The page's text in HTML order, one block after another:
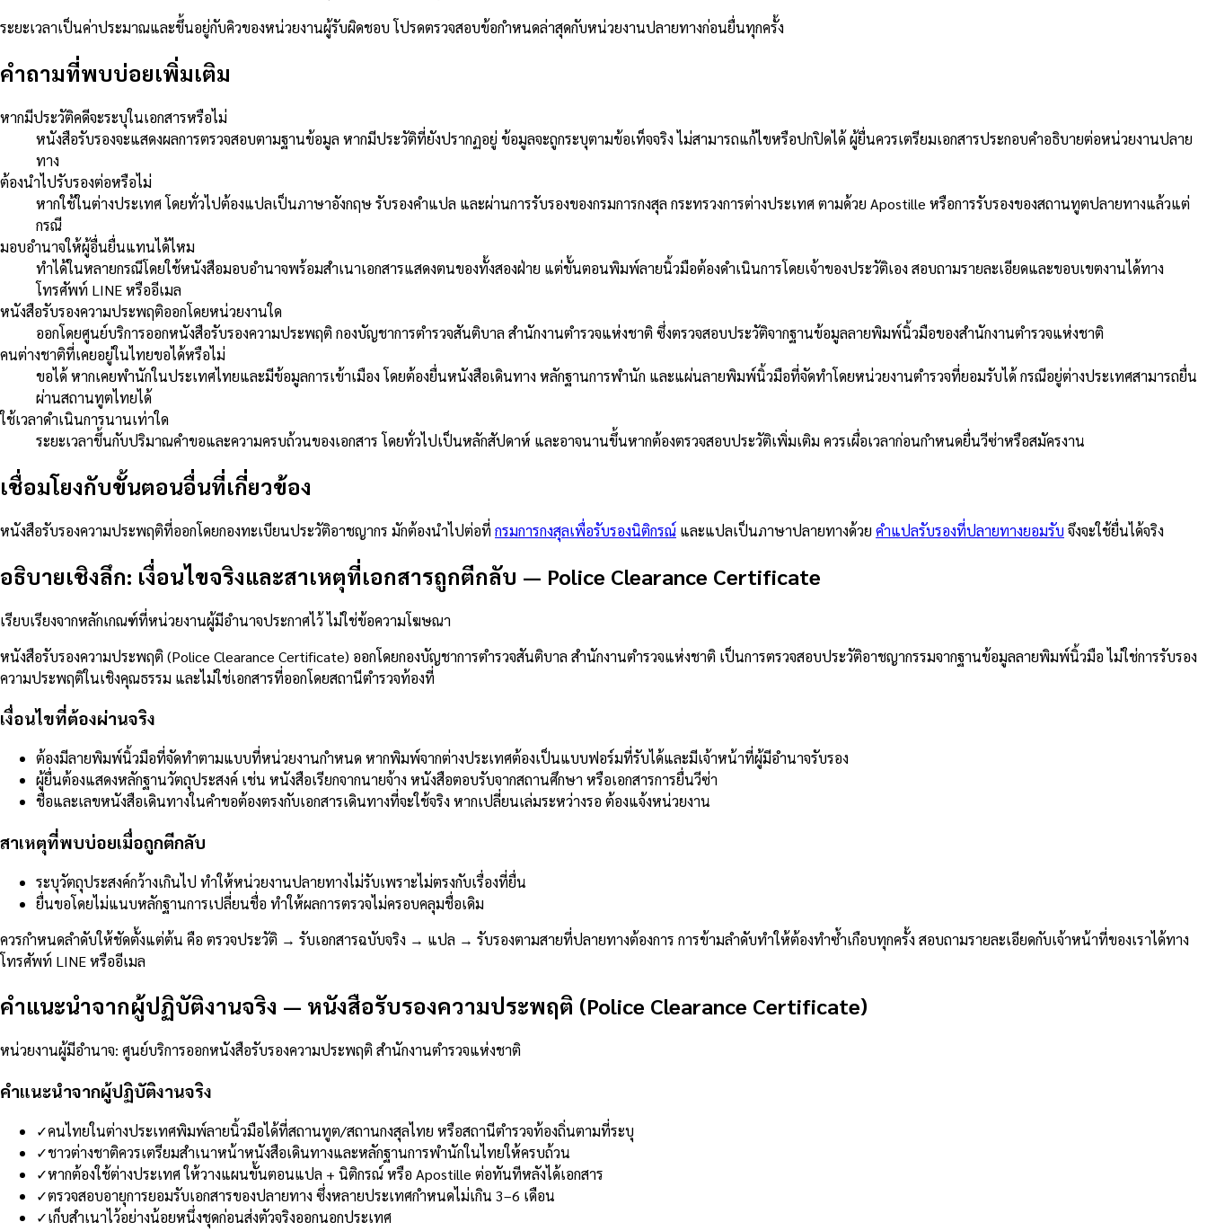
ระยะเวลาเป็นค่าประมาณและขึ้นอยู่กับคิวของหน่วยงานผู้รับผิดชอบ โปรดตรวจสอบข้อกำหนดล่าสุดกับหน่วยงานปลายทางก่อนยื่นทุกครั้ง
คำถามที่พบบ่อยเพิ่มเติม
หากมีประวัติคดีจะระบุในเอกสารหรือไม่
หนังสือรับรองจะแสดงผลการตรวจสอบตามฐานข้อมูล หากมีประวัติที่ยังปรากฏอยู่ ข้อมูลจะถูกระบุตามข้อเท็จจริง ไม่สามารถแก้ไขหรือปกปิดได้ ผู้ยื่นควรเตรียมเอกสารประกอบคำอธิบายต่อหน่วยงานปลาย
ทาง
ต้องนำไปรับรองต่อหรือไม่
หากใช้ในต่างประเทศ โดยทั่วไปต้องแปลเป็นภาษาอังกฤษ รับรองคำแปล และผ่านการรับรองของกรมการกงสุล กระทรวงการต่างประเทศ ตามด้วย Apostille หรือการรับรองของสถานทูตปลายทางแล้วแต่
กรณี
มอบอำนาจให้ผู้อื่นยื่นแทนได้ไหม
ทำได้ในหลายกรณีโดยใช้หนังสือมอบอำนาจพร้อมสำเนาเอกสารแสดงตนของทั้งสองฝ่าย แต่ขั้นตอนพิมพ์ลายนิ้วมือต้องดำเนินการโดยเจ้าของประวัติเอง สอบถามรายละเอียดและขอบเขตงานได้ทาง
โทรศัพท์ LINE หรืออีเมล
หนังสือรับรองความประพฤติออกโดยหน่วยงานใด
ออกโดยศูนย์บริการออกหนังสือรับรองความประพฤติ กองบัญชาการตำรวจสันติบาล สำนักงานตำรวจแห่งชาติ ซึ่งตรวจสอบประวัติจากฐานข้อมูลลายพิมพ์นิ้วมือของสำนักงานตำรวจแห่งชาติ
คนต่างชาติที่เคยอยู่ในไทยขอได้หรือไม่
ขอได้ หากเคยพำนักในประเทศไทยและมีข้อมูลการเข้าเมือง โดยต้องยื่นหนังสือเดินทาง หลักฐานการพำนัก และแผ่นลายพิมพ์นิ้วมือที่จัดทำโดยหน่วยงานตำรวจที่ยอมรับได้ กรณีอยู่ต่างประเทศสามารถยื่น
ผ่านสถานทูตไทยได้
ใช้เวลาดำเนินการนานเท่าใด
ระยะเวลาขึ้นกับปริมาณคำขอและความครบถ้วนของเอกสาร โดยทั่วไปเป็นหลักสัปดาห์ และอาจนานขึ้นหากต้องตรวจสอบประวัติเพิ่มเติม ควรเผื่อเวลาก่อนกำหนดยื่นวีซ่าหรือสมัครงาน
เชื่อมโยงกับขั้นตอนอื่นที่เกี่ยวข้อง
หนังสือรับรองความประพฤติที่ออกโดยกองทะเบียนประวัติอาชญากร มักต้องนำไปต่อที่ กรมการกงสุลเพื่อรับรองนิติกรณ์ และแปลเป็นภาษาปลายทางด้วย คำแปลรับรองที่ปลายทางยอมรับ จึงจะใช้ยื่นได้จริง
อธิบายเชิงลึก: เงื่อนไขจริงและสาเหตุที่เอกสารถูกตีกลับ — Police Clearance Certificate
เรียบเรียงจากหลักเกณฑ์ที่หน่วยงานผู้มีอำนาจประกาศไว้ ไม่ใช่ข้อความโฆษณา
หนังสือรับรองความประพฤติ (Police Clearance Certificate) ออกโดยกองบัญชาการตำรวจสันติบาล สำนักงานตำรวจแห่งชาติ เป็นการตรวจสอบประวัติอาชญากรรมจากฐานข้อมูลลายพิมพ์นิ้วมือ ไม่ใช่การรับรอง
ความประพฤติในเชิงคุณธรรม และไม่ใช่เอกสารที่ออกโดยสถานีตำรวจท้องที่
เงื่อนไขที่ต้องผ่านจริง
ต้องมีลายพิมพ์นิ้วมือที่จัดทำตามแบบที่หน่วยงานกำหนด หากพิมพ์จากต่างประเทศต้องเป็นแบบฟอร์มที่รับได้และมีเจ้าหน้าที่ผู้มีอำนาจรับรอง
ผู้ยื่นต้องแสดงหลักฐานวัตถุประสงค์ เช่น หนังสือเรียกจากนายจ้าง หนังสือตอบรับจากสถานศึกษา หรือเอกสารการยื่นวีซ่า
ชื่อและเลขหนังสือเดินทางในคำขอต้องตรงกับเอกสารเดินทางที่จะใช้จริง หากเปลี่ยนเล่มระหว่างรอ ต้องแจ้งหน่วยงาน
สาเหตุที่พบบ่อยเมื่อถูกตีกลับ
ระบุวัตถุประสงค์กว้างเกินไป ทำให้หน่วยงานปลายทางไม่รับเพราะไม่ตรงกับเรื่องที่ยื่น
ยื่นขอโดยไม่แนบหลักฐานการเปลี่ยนชื่อ ทำให้ผลการตรวจไม่ครอบคลุมชื่อเดิม
ควรกำหนดลำดับให้ชัดตั้งแต่ต้น คือ ตรวจประวัติ → รับเอกสารฉบับจริง → แปล → รับรองตามสายที่ปลายทางต้องการ การข้ามลำดับทำให้ต้องทำซ้ำเกือบทุกครั้ง สอบถามรายละเอียดกับเจ้าหน้าที่ของเราได้ทาง
โทรศัพท์ LINE หรืออีเมล
คำแนะนำจากผู้ปฏิบัติงานจริง — หนังสือรับรองความประพฤติ (Police Clearance Certificate)
หน่วยงานผู้มีอำนาจ: ศูนย์บริการออกหนังสือรับรองความประพฤติ สำนักงานตำรวจแห่งชาติ
คำแนะนำจากผู้ปฏิบัติงานจริง
✓คนไทยในต่างประเทศพิมพ์ลายนิ้วมือได้ที่สถานทูต/สถานกงสุลไทย หรือสถานีตำรวจท้องถิ่นตามที่ระบุ
✓ชาวต่างชาติควรเตรียมสำเนาหน้าหนังสือเดินทางและหลักฐานการพำนักในไทยให้ครบถ้วน
✓หากต้องใช้ต่างประเทศ ให้วางแผนขั้นตอนแปล + นิติกรณ์ หรือ Apostille ต่อทันทีหลังได้เอกสาร
✓ตรวจสอบอายุการยอมรับเอกสารของปลายทาง ซึ่งหลายประเทศกำหนดไม่เกิน 3–6 เดือน
✓เก็บสำเนาไว้อย่างน้อยหนึ่งชุดก่อนส่งตัวจริงออกนอกประเทศ